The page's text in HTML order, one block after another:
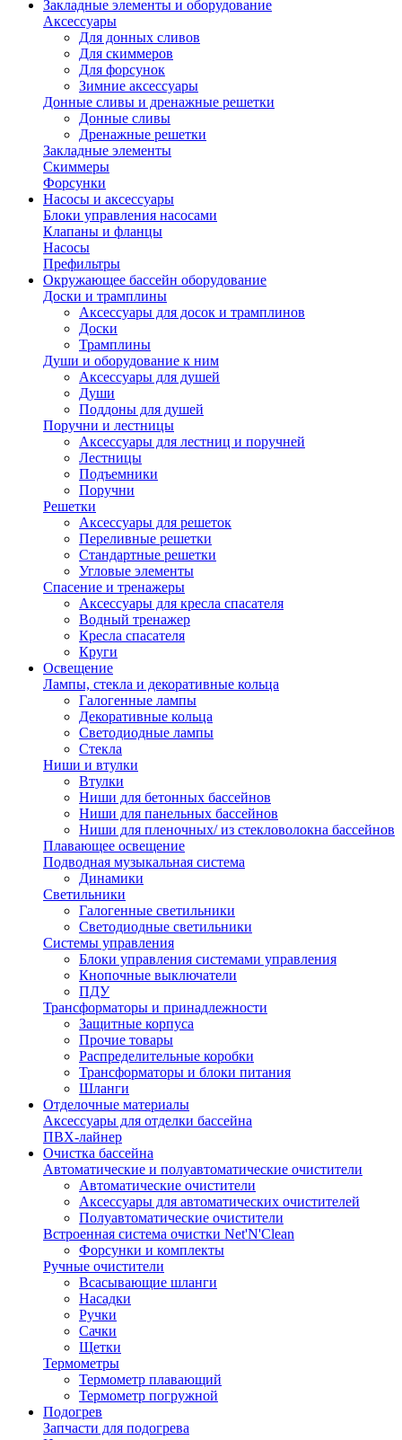
Закладные элементы и оборудование
Аксессуары
Для донных сливов
Для скиммеров
Для форсунок
Зимние аксессуары
Донные сливы и дренажные решетки
Донные сливы
Дренажные решетки
Закладные элементы
Скиммеры
Форсунки
Насосы и аксессуары
Блоки управления насосами
Клапаны и фланцы
Насосы
Префильтры
Окружающее бассейн оборудование
Доски и трамплины
Аксессуары для досок и трамплинов
Доски
Трамплины
Души и оборудование к ним
Аксессуары для душей
Души
Поддоны для душей
Поручни и лестницы
Аксессуары для лестниц и поручней
Лестницы
Подъемники
Поручни
Решетки
Аксессуары для решеток
Переливные решетки
Стандартные решетки
Угловые элементы
Спасение и тренажеры
Аксессуары для кресла спасателя
Водный тренажер
Кресла спасателя
Круги
Освещение
Лампы, стекла и декоративные кольца
Галогенные лампы
Декоративные кольца
Светодиодные лампы
Стекла
Ниши и втулки
Втулки
Ниши для бетонных бассейнов
Ниши для панельных бассейнов
Ниши для пленочных/ из стекловолокна бассейнов
Плавающее освещение
Подводная музыкальная система
Динамики
Светильники
Галогенные светильники
Светодиодные светильники
Системы управления
Блоки управления системами управления
Кнопочные выключатели
ПДУ
Трансформаторы и принадлежности
Защитные корпуса
Прочие товары
Распределительные коробки
Трансформаторы и блоки питания
Шланги
Отделочные материалы
Аксессуары для отделки бассейна
ПВХ-лайнер
Очистка бассейна
Автоматические и полуавтоматические очистители
Автоматические очистители
Аксессуары для автоматических очистителей
Полуавтоматические очистители
Встроенная система очистки Net'N'Clean
Форсунки и комплекты
Ручные очистители
Всасывающие шланги
Насадки
Ручки
Сачки
Щетки
Термометры
Термометр плавающий
Термометр погружной
Подогрев
Запчасти для подогрева